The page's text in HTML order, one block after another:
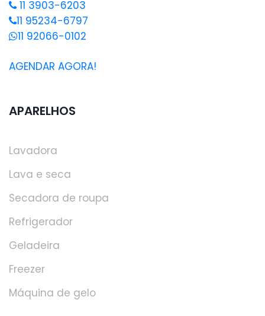
11 3903-6203
11 95234-6797
11 92066-0102
AGENDAR AGORA!
APARELHOS
Lavadora
Lava e seca
Secadora de roupa
Refrigerador
Geladeira
Freezer
Máquina de gelo